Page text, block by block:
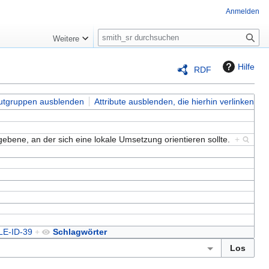
RDF Hilfe
ausblenden Attribute ausblenden, die hierhin verlinken
an der sich eine lokale Umsetzung orientieren sollte. +
Schlagwörter
ID-39 +
Anmelden
Weitere
S
u
e